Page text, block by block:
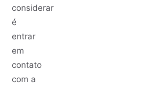
considerar
é
entrar
em
contato
com a